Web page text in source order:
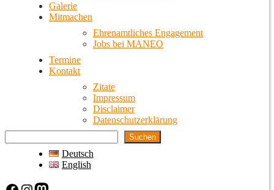
Galerie
Mitmachen
Ehrenamtliches Engagement
Jobs bei MANEO
Termine
Kontakt
Zitate
Impressum
Disclaimer
Datenschutzerklärung
Suchen
Deutsch
English